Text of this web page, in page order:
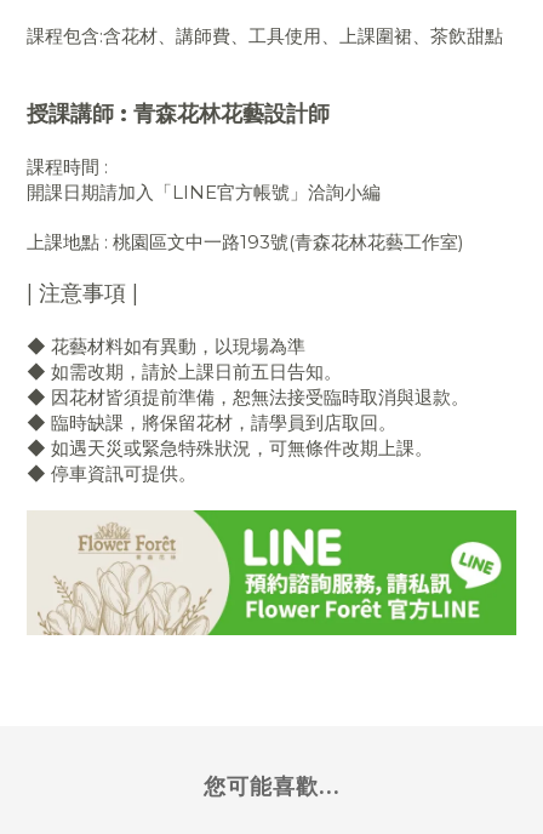
課程包含:含花材、講師費、工具使用、上課圍裙、茶飲甜點
授課講師 : 青森花林花藝設計師
課程時間 :
開課日期請加入「LINE官方帳號」洽詢小編
上課地點 : 桃園區文中一路193號(青森花林花藝工作室)
| 注意事項 |
◆ 花藝材料如有異動，以現場為準
◆ 如需改期，請於上課日前五日告知。
◆ 因花材皆須提前準備，恕無法接受臨時取消與退款。
◆ 臨時缺課，將保留花材，請學員到店取回。
◆ 如遇天災或緊急特殊狀況，可無條件改期上課。
◆ 停車資訊可提供。
您可能喜歡...